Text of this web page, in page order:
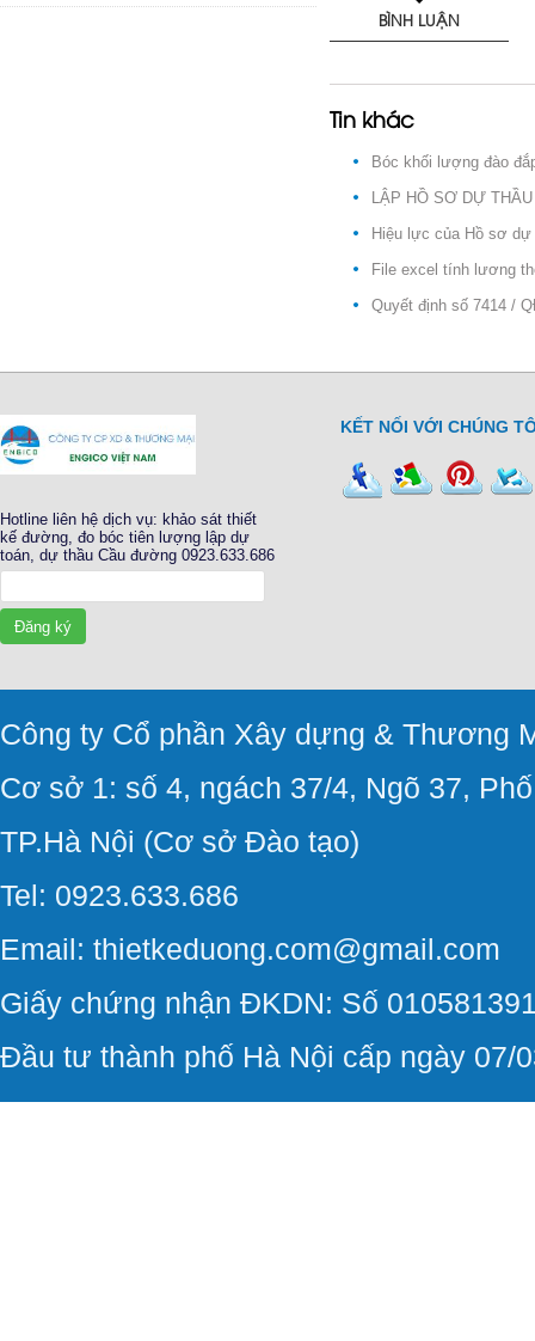
BÌNH LUẬN
Tin khác
Bóc khối lượng đào
LẬP HỒ SƠ DỰ
Hiệu lực của Hồ sơ
File excel tính lương
Quyết định số 7414 /
Hotline liên hệ dịch vụ: khảo sát thiết
kế đường, đo bóc tiên lượng lập dự
toán, dự thầu Cầu đường 0923.633.686
Đăng ký
KẾT NỐI VỚI CHÚNG
Công ty Cổ phần Xây dựng & Thương
Cơ sở 1: số 4, ngách 37/4, Ngõ 37,
TP.Hà Nội (Cơ sở Đào tạo)
Tel: 0923.633.686
Email: thietkeduong.com@gmail.com
Giấy chứng nhận ĐKDN: Số
Đầu tư thành phố Hà Nội cấp ngày 07/